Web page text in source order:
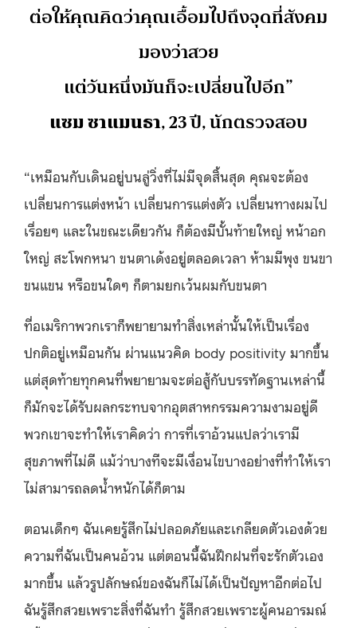
ต่อให้คุณคิดว่าคุณเอื้อมไปถึงจุดที่สังคม
มองว่าสวย
แต่วันหนึ่งมันก็จะเปลี่ยนไปอีก”
แซม ซาแมนธา, 23 ปี, นักตรวจสอบ
“เหมือนกับเดินอยู่บนลู่วิ่งที่ไม่มีจุดสิ้นสุด คุณจะต้อง
เปลี่ยนการแต่งหน้า เปลี่ยนการแต่งตัว เปลี่ยนทางผมไป
เรื่อยๆ และในขณะเดียวกัน ก็ต้องมีบั้นท้ายใหญ่ หน้าอก
ใหญ่ สะโพกหนา ขนตาเด้งอยู่ตลอดเวลา ห้ามมีพุง ขนขา
ขนแขน หรือขนใดๆ ก็ตามยกเว้นผมกับขนตา
ที่อเมริกาพวกเราก็พยายามทำสิ่งเหล่านั้นให้เป็นเรื่อง
ปกติอยู่เหมือนกัน ผ่านแนวคิด body positivity มากขึ้น
แต่สุดท้ายทุกคนที่พยายามจะต่อสู้กับบรรทัดฐานเหล่านี้
ก็มักจะได้รับผลกระทบจากอุตสาหกรรมความงามอยู่ดี
พวกเขาจะทำให้เราคิดว่า การที่เราอ้วนแปลว่าเรามี
สุขภาพที่ไม่ดี แม้ว่าบางทีจะมีเงื่อนไขบางอย่างที่ทำให้เรา
ไม่สามารถลดน้ำหนักได้ก็ตาม
ตอนเด็กๆ ฉันเคยรู้สึกไม่ปลอดภัยและเกลียดตัวเองด้วย
ความที่ฉันเป็นคนอ้วน แต่ตอนนี้ฉันฝึกฝนที่จะรักตัวเอง
มากขึ้น แล้วรูปลักษณ์ของฉันก็ไม่ได้เป็นปัญหาอีกต่อไป
ฉันรู้สึกสวยเพราะสิ่งที่ฉันทำ รู้สึกสวยเพราะผู้คนอารมณ์